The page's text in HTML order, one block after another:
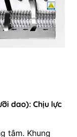
dao): Chịu lực
tâm. Khung